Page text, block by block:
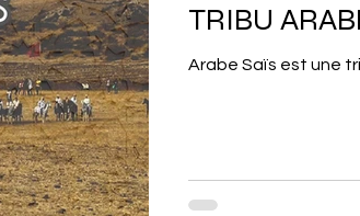
TRIBU
Arabe Saïs est une